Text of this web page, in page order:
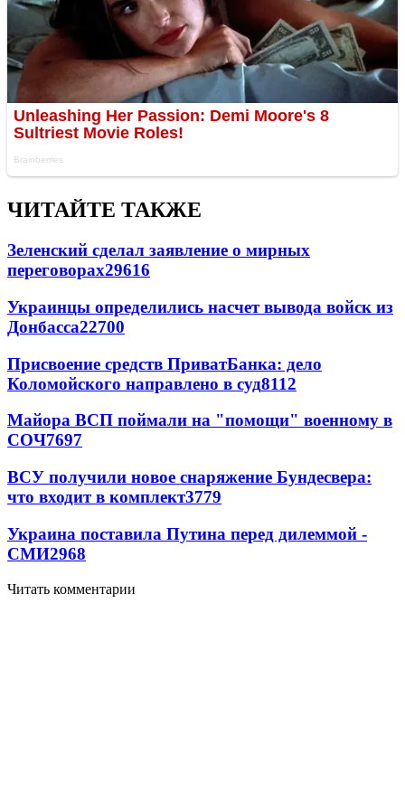
ЧИТАЙТЕ ТАКЖЕ
Зеленский сделал заявление о мирных
переговорах29616
Украинцы определились насчет вывода войск из
Донбасса22700
Присвоение средств ПриватБанка: дело
Коломойского направлено в суд8112
Майора ВСП поймали на "помощи" военному в
СОЧ7697
ВСУ получили новое снаряжение Бундесвера:
что входит в комплект3779
Украина поставила Путина перед дилеммой -
СМИ2968
Читать комментарии